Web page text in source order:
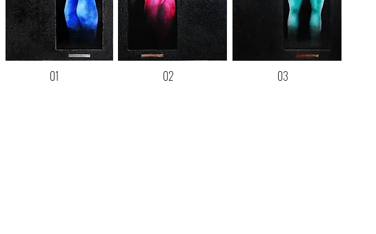
01 02 03